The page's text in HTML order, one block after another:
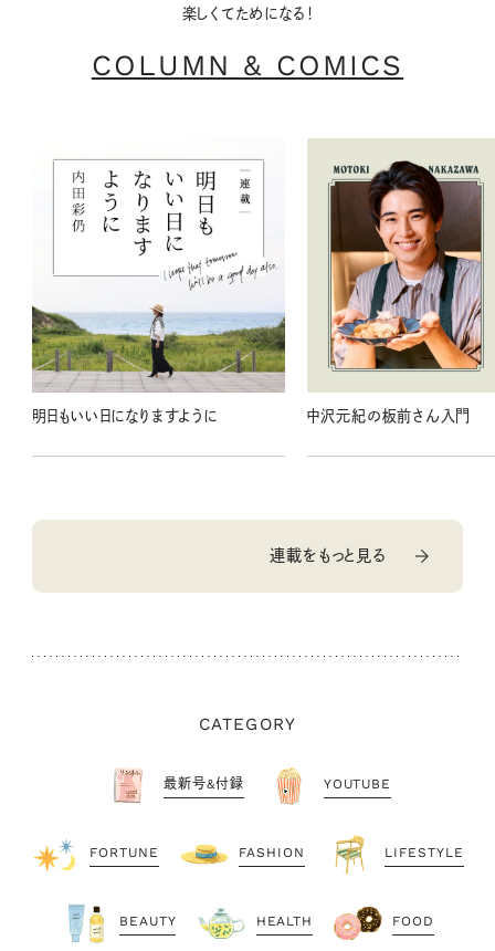
楽しくてためになる！
COLUMN & COMICS
明日もいい日になりますように 中沢元紀の板前さん入門
連載をもっと見る
CATEGORY
最新号&付録 YOUTUBE
FORTUNE FASHION LIFESTYLE
BEAUTY HEALTH FOOD